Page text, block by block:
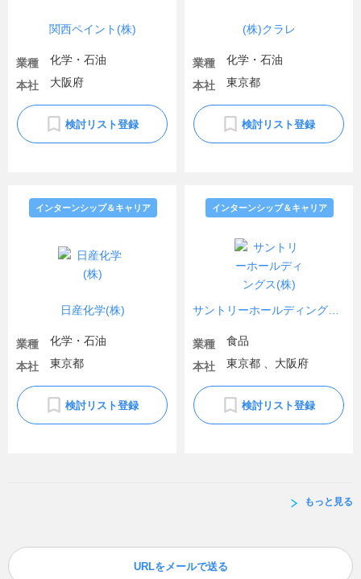
関西ペイント(株)
業種
化学・石油
本社
大阪府
検討リスト登録
(株)クラレ
業種
化学・石油
本社
東京都
検討リスト登録
日産化学(株)
インターンシップ＆キャリア
業種
化学・石油
本社
東京都
検討リスト登録
インターンシップ＆キャリア
業種
食品
本社
東京都 、大阪府
検討リスト登録
もっと見る
URLをメールで送る